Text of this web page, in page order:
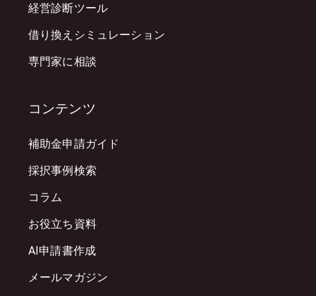
経営診断ツール
借り換えシミュレーション
専門家に相談
コンテンツ
補助金申請ガイド
採択事例検索
コラム
お役立ち資料
AI申請書作成
メールマガジン